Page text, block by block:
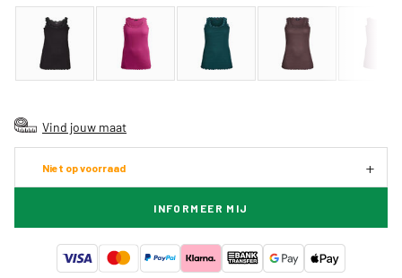
Vind jouw maat
Niet op voorraad
INFORMEER MIJ